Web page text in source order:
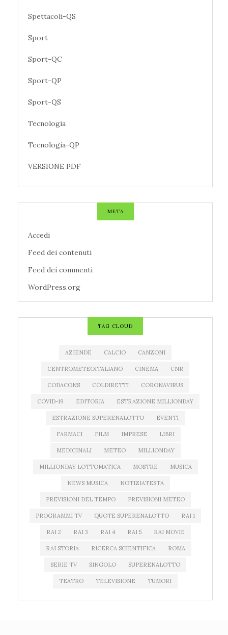
Spettacoli-QS
Sport
Sport-QC
Sport-QP
Sport-QS
Tecnologia
Tecnologia-QP
VERSIONE PDF
META
Accedi
Feed dei contenuti
Feed dei commenti
WordPress.org
TAG CLOUD
AZIENDE CALCIO CANZONI
CENTROMETEOITALIANO CINEMA CNR
CODACONS COLDIRETTI CORONAVIRUS
COVID-19 EDITORIA ESTRAZIONE MILLIONDAY
ESTRAZIONE SUPERENALOTTO EVENTI
FARMACI FILM IMPRESE LIBRI
MEDICINALI METEO MILLIONDAY
MILLIONDAY LOTTOMATICA MOSTRE MUSICA
NEWS MUSICA NOTIZIATESTA
PREVISIONI DEL TEMPO PREVISIONI METEO
PROGRAMMI TV QUOTE SUPERENALOTTO RAI 1
RAI 2 RAI 3 RAI 4 RAI 5 RAI MOVIE
RAI STORIA RICERCA SCIENTIFICA ROMA
SERIE TV SINGOLO SUPERENALOTTO
TEATRO TELEVISIONE TUMORI